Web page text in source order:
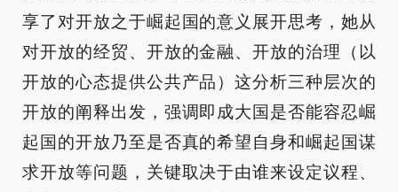
享了对开放之于崛起国的意义展开思考，她从
对开放的经贸、开放的金融、开放的治理（以
开放的心态提供公共产品）这分析三种层次的
开放的阐释出发，强调即成大国是否能容忍崛
起国的开放乃至是否真的希望自身和崛起国谋
求开放等问题，关键取决于由谁来设定议程、